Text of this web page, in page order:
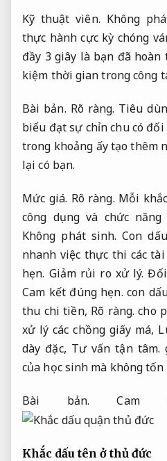
Kỹ thuật viên. Không
thực hành cực kỳ chóng
đầy 3 giây là bạn đã hoàn
kiệm thời gian trong công
Bài bản. Rõ ràng. Tiêu
biểu đạt sự chỉn chu có đối
trong khoảng ấy tạo thêm
lại có bạn.
Mức giá. Rõ ràng. Mỗi
công dụng và chức năng
Không phát sinh. Con
nhanh việc thực thi các
hẹn. Giảm rủi ro xử lý.
Cam kết đúng hẹn. con
thu chi tiền, Rõ ràng. cho
xử lý các chồng giấy má,
dày đặc, Tư vấn tận tâm.
của học sinh mà không tốn
Bài bản. Cam
Khắc dấu tên ở thủ đức